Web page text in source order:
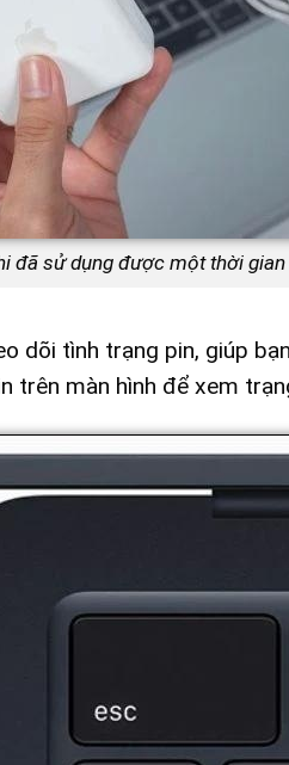
đã sử dụng được một thời gian
dõi tình trạng pin, giúp
trên màn hình để xem